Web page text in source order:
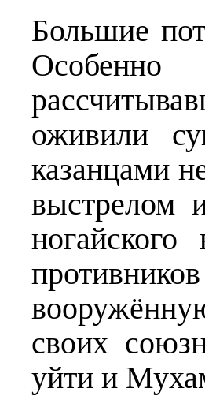
Большие
Особенно
оживили
казанцами
выстрелом
своих
уйти и